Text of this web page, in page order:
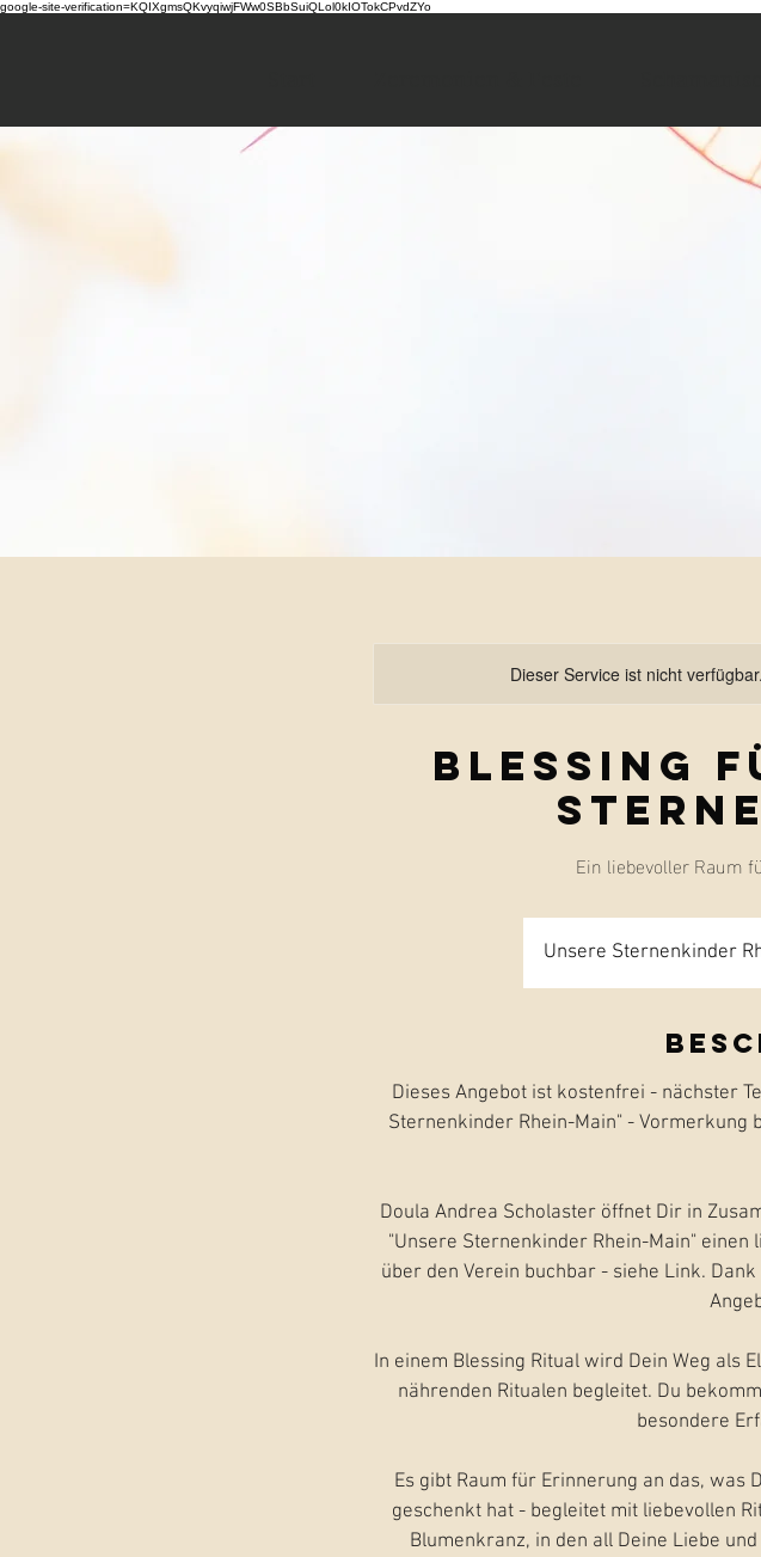
google-site-verification=KQIXgmsQKvyqiwjFWw0SBbSuiQLol0kIOTokCPvdZYo
Dieser Service ist nicht
Blessing
Ein liebevoller Raum
Unsere Sternenkinder
Dieses Angebot ist kostenfrei - nächster
Sternenkinder Rhein-Main" -
Doula Andrea Scholaster öffnet Dir in
"Unsere Sternenkinder Rhein-Main" einen
über den Verein buchbar - siehe Link.
In einem Blessing Ritual wird Dein Weg als
nährenden Ritualen begleitet. Du
besondere
Es gibt Raum für Erinnerung an das, was
geschenkt hat - begleitet mit liebevollen
Blumenkranz, in den all Deine Liebe